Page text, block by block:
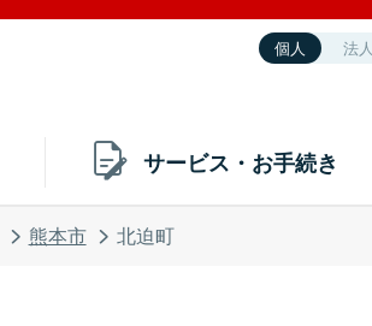
個人 法人
サービス・お手続き
熊本市 北迫町